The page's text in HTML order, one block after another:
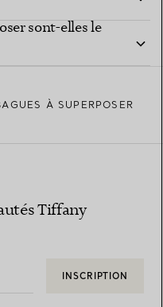
sont-elles le
À SUPERPOSER
Tiffany
INSCRIPTION